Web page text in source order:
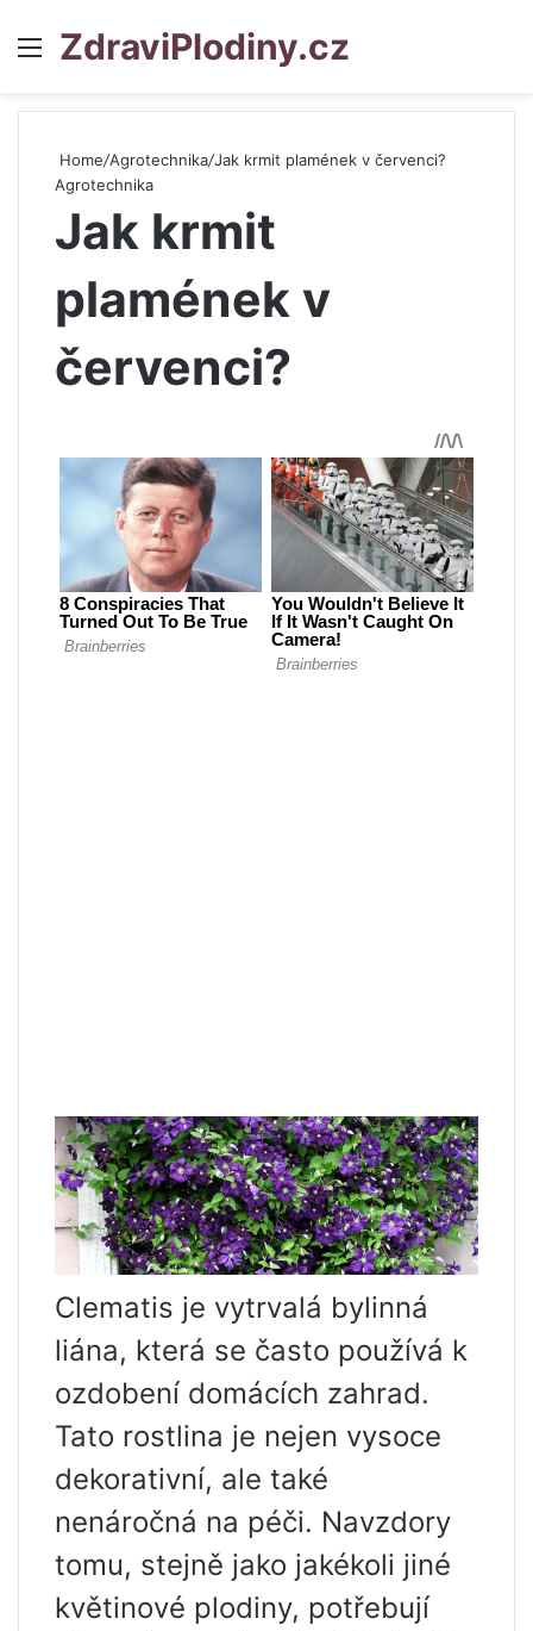
Menu
ZdraviPlodiny.cz
Home/Agrotechnika/Jak krmit plamének v červenci?
Agrotechnika
Jak krmit
plamének v
červenci?
Clematis je vytrvalá bylinná
liána, která se často používá k
ozdobení domácích zahrad.
Tato rostlina je nejen vysoce
dekorativní, ale také
nenáročná na péči. Navzdory
tomu, stejně jako jakékoli jiné
květinové plodiny, potřebují